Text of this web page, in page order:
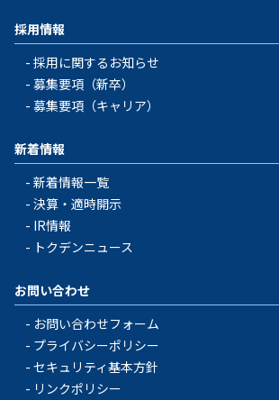
採用情報
採用に関するお知らせ
募集要項（新卒）
募集要項（キャリア）
新着情報
新着情報一覧
決算・適時開示
IR情報
トクデンニュース
お問い合わせ
お問い合わせフォーム
プライバシーポリシー
セキュリティ基本方針
リンクポリシー